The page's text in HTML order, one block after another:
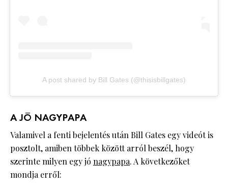
A post shared by Bill Gates (@thisisbillgates)
A JÓ NAGYPAPA
Valamivel a fenti bejelentés után Bill Gates egy videót is
posztolt, amiben többek között arról beszél, hogy
szerinte milyen egy jó nagypapa. A következőket
mondja erről: